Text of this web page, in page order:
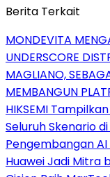
Berita Terkait
MONDEVITA
UNDERSCORE
MAGLIANO,
MEMBANGUN
HIKSEMI
Seluruh Skenario
Pengembangan
Huawei Jadi Mitra